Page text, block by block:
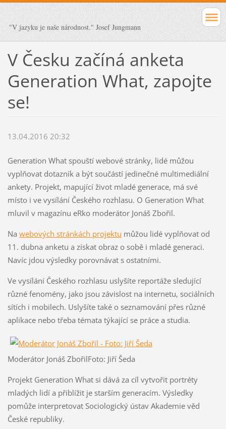
"V jazyku je naše národnost." Josef Jungmann
V Česku začíná anketa
Generation What, zapojte
se!
13.04.2016 20:32
Generation What spouští webové stránky, lidé můžou
vyplňovat dotazník a být součástí jedinečné multimediální
ankety. Projekt, mapující život mladé generace, má své
místo i ve vysílání Českého rozhlasu. O Generation What
mluvil v magazínu eRko moderátor Jonáš Zbořil.
Na webových stránkách projektu můžou lidé vyplňovat od
11. dubna anketu a získat obraz o sobě i mladé generaci.
Navíc jdou výsledky porovnávat s ostatními.
Ve vysílání Českého rozhlasu uslyšíte reportáže sledující
různé fenomény, jako jsou závislost na internetu, sociálních
sítích i mobilech. Uslyšíte také o seznamování přes různé
aplikace nebo třeba témata týkající se práce a studia.
Moderátor Jonáš ZbořilFoto: Jiří Šeda
Projekt Generation What si dává za cíl vytvořit portréty
mladých lidí a přiblížit je starším generacím. Výsledky
pomůže interpretovat Sociologický ústav Akademie věd
České republiky.